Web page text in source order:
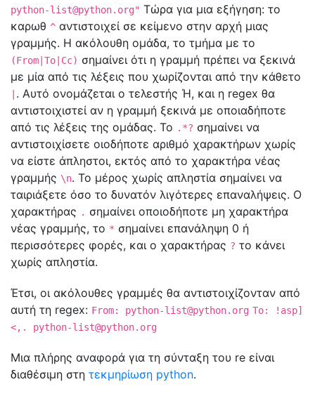
python-list@python.org" Τώρα για μια εξήγηση: το
καρωθ ^ αντιστοιχεί σε κείμενο στην αρχή μιας
γραμμής. Η ακόλουθη ομάδα, το τμήμα με το
(From|To|Cc) σημαίνει ότι η γραμμή πρέπει να ξεκινά
με μία από τις λέξεις που χωρίζονται από την κάθετο
. Αυτό ονομάζεται ο τελεστής Ή, και η regex θα
αντιστοιχιστεί αν η γραμμή ξεκινά με οποιαδήποτε
από τις λέξεις της ομάδας. Το .*? σημαίνει να
αντιστοιχίσετε οιοδήποτε αριθμό χαρακτήρων χωρίς
να είστε άπληστοι, εκτός από το χαρακτήρα νέας
γραμμής \n. Το μέρος χωρίς απληστία σημαίνει να
ταιριάξετε όσο το δυνατόν λιγότερες επαναλήψεις. Ο
χαρακτήρας . σημαίνει οποιοδήποτε μη χαρακτήρα
νέας γραμμής, το * σημαίνει επανάληψη 0 ή
περισσότερες φορές, και ο χαρακτήρας ? το κάνει
χωρίς απληστία.
Έτσι, οι ακόλουθες γραμμές θα αντιστοιχίζονταν από
αυτή τη regex: From: python-list@python.org To: !asp]
<,. python-list@python.org
Μια πλήρης αναφορά για τη σύνταξη του re είναι
διαθέσιμη στη τεκμηρίωση python.